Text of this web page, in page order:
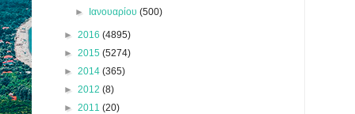
► Ιανουαρίου(500)
► 2016 (4895)
► 2015 (5274)
► 2014 (365)
► 2012 (8)
► 2011 (20)